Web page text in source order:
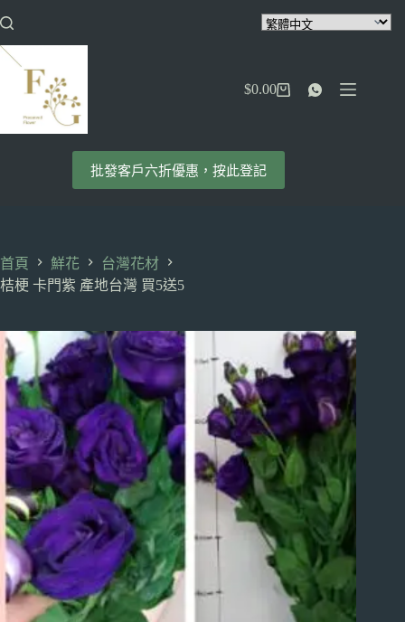
至
主
$0.00
批發客戶六折優惠，按此登記
首頁 鮮花
台灣花材
桔梗 卡門紫 產地台灣 買5送5